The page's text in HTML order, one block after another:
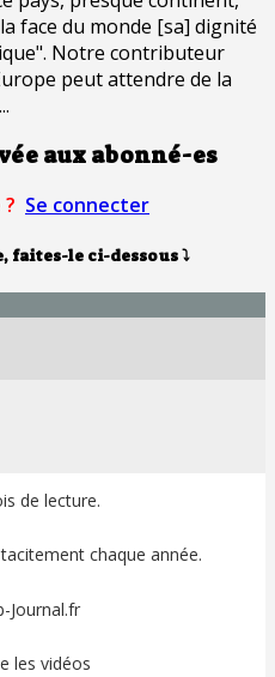
face du monde [sa] dignité
Notre contributeur
peut attendre de la
aux abonné-es
Se connecter
faites-le ci-dessous⤵
de lecture.
chaque année.
Journal.fr
les vidéos